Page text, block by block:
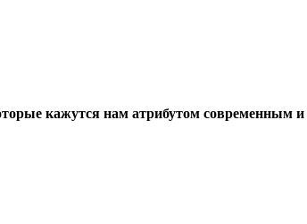
кажутся нам атрибутом современным и